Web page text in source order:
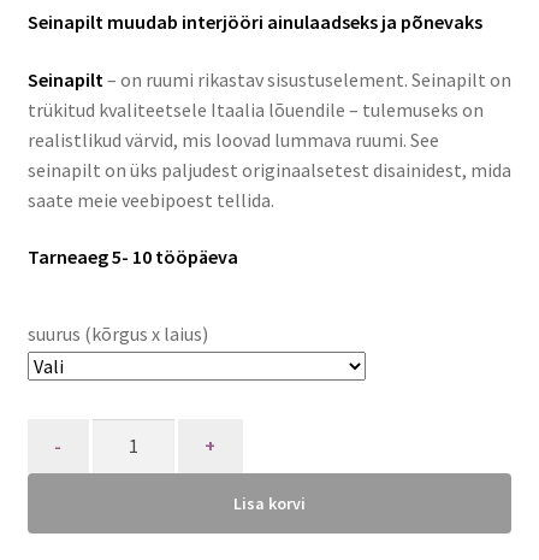
€89.00
Seinapilt muudab interjööri ainulaadseks ja põnevaks
Seinapilt – on ruumi rikastav sisustuselement. Seinapilt on
trükitud kvaliteetsele Itaalia lõuendile – tulemuseks on
realistlikud värvid, mis loovad lummava ruumi. See
seinapilt on üks paljudest originaalsetest disainidest, mida
saate meie veebipoest tellida.
Tarneaeg 5- 10 tööpäeva
suurus (kõrgus x laius)
Lisa korvi